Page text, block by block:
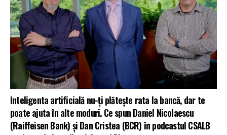
Inteligenta artificială nu-ți plătește rata la bancă, dar te
poate ajuta în alte moduri. Ce spun Daniel Nicolaescu
(Raiffeisen Bank) și Dan Cristea (BCR) în podcastul CSALB